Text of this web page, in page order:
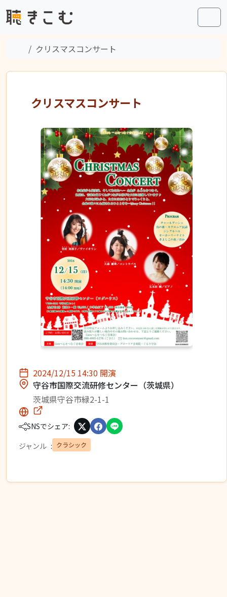
Homeクリスマスコンサート
クリスマスコンサート
2024/12/15 14:30 開演
守谷市国際交流研修センター（茨城県）
茨城県守谷市緑2-1-1
SNSでシェア:
ジャンル : クラシック